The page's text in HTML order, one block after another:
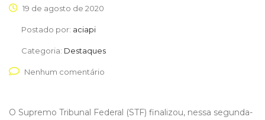
19 de agosto de 2020
Postado por: aciapi
Categoria: Destaques
Nenhum comentário
O Supremo Tribunal Federal (STF) finalizou, nessa segunda-